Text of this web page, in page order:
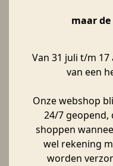
maar
Van 31 juli t/m
van een
Onze webshop
24/7 geopend,
shoppen
wel rekening
worden